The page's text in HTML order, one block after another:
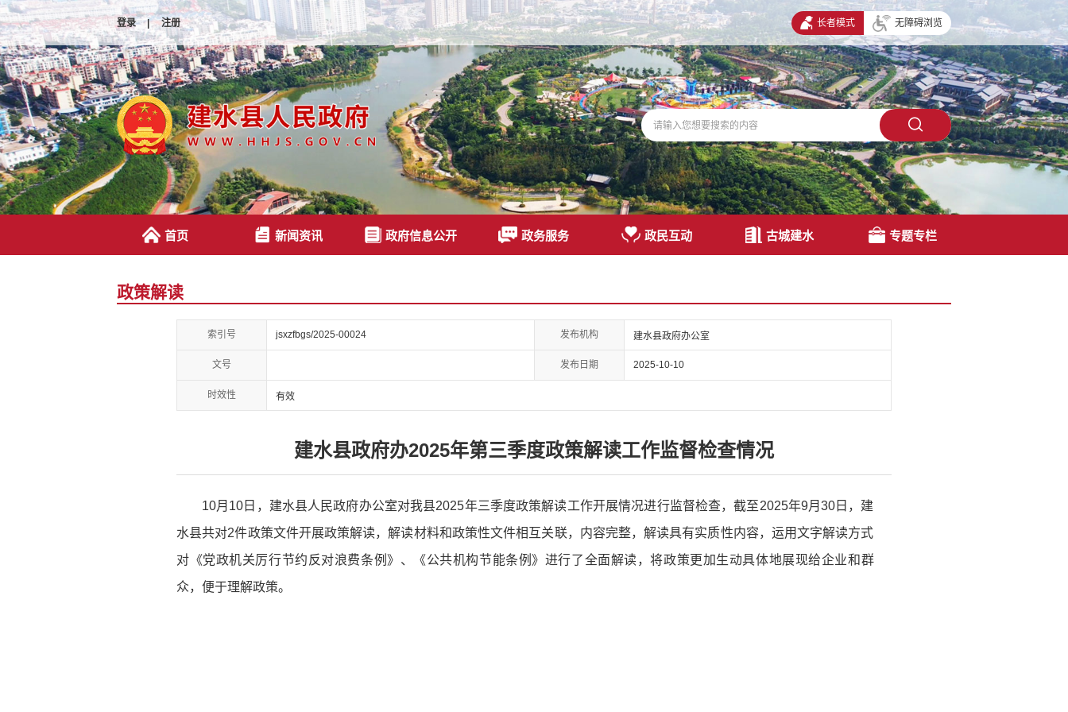
登录 | 注册 长者模式 无障碍浏览
首页 新闻资讯 政府信息公开 政务服务 政民互动 古城建水 专题专栏
政策解读
索引号 jsxzfbgs/2025-00024 发布机构 建水县政府办公室
文号 发布日期 2025-10-10
时效性 有效
建水县政府办2025年第三季度政策解读工作监督检查情况
10月10日，建水县人民政府办公室对我县2025年三季度政策解读工作开展情况进行监督检查，截至2025年9月30日，建
水县共对2件政策文件开展政策解读，解读材料和政策性文件相互关联，内容完整，解读具有实质性内容，运用文字解读方式
对《党政机关厉行节约反对浪费条例》、《公共机构节能条例》进行了全面解读，将政策更加生动具体地展现给企业和群
众，便于理解政策。